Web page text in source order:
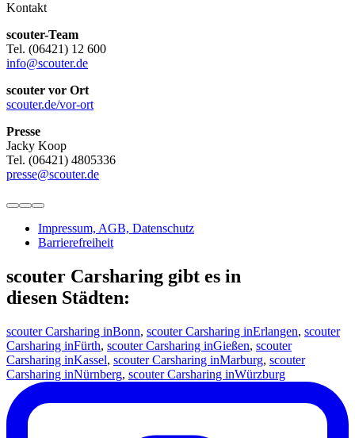
Kontakt
scouter-Team
Tel. (06421) 12 600
info@scouter.de
scouter vor Ort
scouter.de/vor-ort
Presse
Jacky Koop
Tel. (06421) 4805336
presse@scouter.de
Impressum, AGB, Datenschutz
Barrierefreiheit
scouter Carsharing gibt es in
diesen Städten:
scouter Carsharing inBonn, scouter Carsharing inErlangen, scouter
Carsharing inFürth, scouter Carsharing inGießen, scouter
Carsharing inKassel, scouter Carsharing inMarburg, scouter
Carsharing inNürnberg, scouter Carsharing inWürzburg